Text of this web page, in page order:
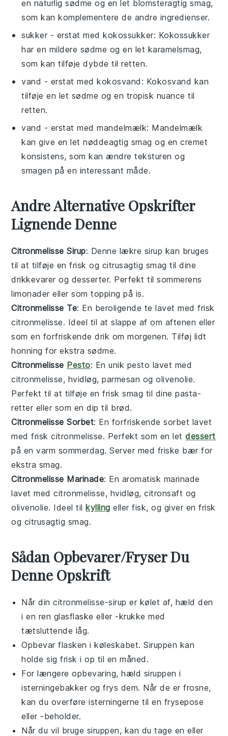
en naturlig sødme og en let blomsteragtig smag,
som kan komplementere de andre ingredienser.
sukker - erstat medkokossukker: Kokossukker
har en mildere sødme og en let karamelsmag,
som kan tilføje dybde til retten.
vand - erstat medkokosvand : Kokosvand kan
tilføje en let sødme og en tropisk nuance til
retten.
vand - erstat medmandelmælk: Mandelmælk
kan give en let nøddeagtig smag og en cremet
konsistens, som kan ændre teksturen og
smagen på en interessant måde.
Andre Alternative Opskrifter
Lignende Denne
Citronmelisse Sirup: Denne lækre sirup kan bruges
til at tilføje en frisk og citrusagtig smag til dine
drikkevarer og desserter. Perfekt til sommerens
limonader eller som topping på is.
Citronmelisse Te: En beroligende te lavet med frisk
citronmelisse. Ideel til at slappe af om aftenen eller
som en forfriskende drik om morgenen. Tilføj lidt
honning for ekstra sødme.
Citronmelisse Pesto: En unik pesto lavet med
citronmelisse, hvidløg,parmesan ogolivenolie.
Perfekt til at tilføje en frisk smag til dinepasta-
retter eller som endip til brød.
Citronmelisse Sorbet: En forfriskendesorbet lavet
med friskcitronmelisse. Perfekt som en letdessert
på en varm sommerdag. Server med friske bær for
ekstra smag.
Citronmelisse Marinade: En aromatisk marinade
lavet medcitronmelisse, hvidløg,citronsaft og
olivenolie. Ideel tilkylling ellerfisk, og giver en frisk
og citrusagtig smag.
Sådan Opbevarer/Fryser Du
Denne Opskrift
Når dincitronmelisse-sirup er kølet af, hæld den
i en ren glasflaske eller -krukke med
tætsluttende låg.
Opbevar flasken i køleskabet. Siruppen kan
holde sig frisk i op til en måned.
For længere opbevaring, hæld siruppen i
isterningebakker og frys dem. Når de er frosne,
kan du overføre isterningerne til en frysepose
eller -beholder.
Når du vil bruge siruppen, kan du tage en eller